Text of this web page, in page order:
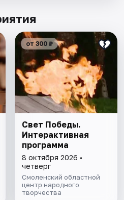
от 300 ₽
Свет Победы.
Интерактивная
программа
8 октября 2026 •
четверг
Смоленский областной
центр народного
творчества